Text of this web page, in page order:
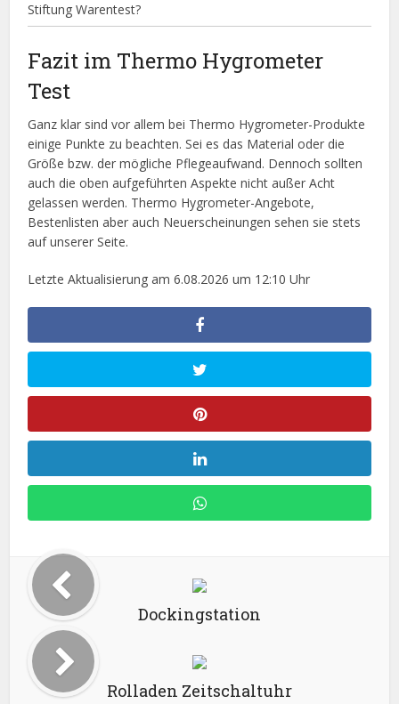
Stiftung Warentest?
Fazit im Thermo Hygrometer
Test
Ganz klar sind vor allem bei Thermo Hygrometer-Produkte
einige Punkte zu beachten. Sei es das Material oder die
Größe bzw. der mögliche Pflegeaufwand. Dennoch sollten
auch die oben aufgeführten Aspekte nicht außer Acht
gelassen werden. Thermo Hygrometer-Angebote,
Bestenlisten aber auch Neuerscheinungen sehen sie stets
auf unserer Seite.
Letzte Aktualisierung am 6.08.2026 um 12:10 Uhr
Dockingstation
Rolladen Zeitschaltuhr